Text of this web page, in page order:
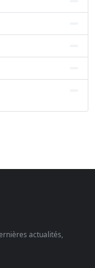
actualités,